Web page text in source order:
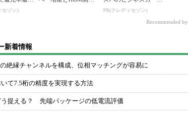
セゾン)
ド」
PR(クレディセゾン)
Recommended by
新着情報
絶縁チャンネルを構成、位相マッチングが容易に
て7.5桁の精度を実現する方法
捉える？ 先端パッケージの低電流評価